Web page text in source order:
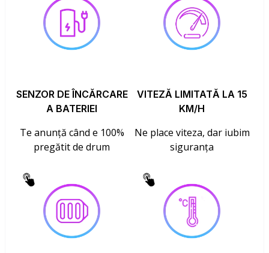
SENZOR DE ÎNCĂRCARE
A BATERIEI
Te anunță când e 100%
pregătit de drum
VITEZĂ LIMITATĂ LA 15
KM/H
Ne place viteza, dar iubim
siguranța